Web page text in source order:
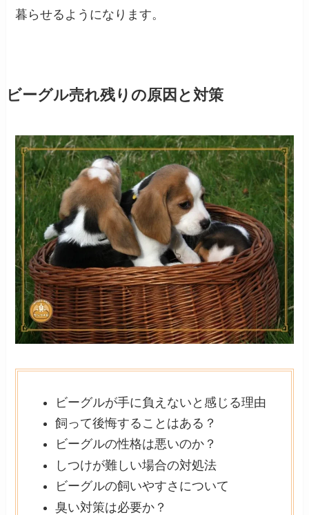
暮らせるようになります。
ビーグル売れ残りの原因と対策
ビーグルが手に負えないと感じる理由
飼って後悔することはある？
ビーグルの性格は悪いのか？
しつけが難しい場合の対処法
ビーグルの飼いやすさについて
臭い対策は必要か？